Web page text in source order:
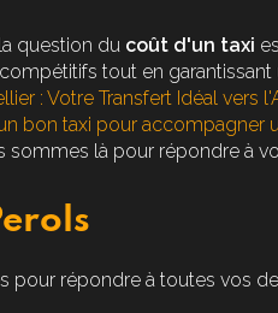
question du coût d'un taxi
tout en
: Votre Transfert Idéal vers
bon taxi pour accompagner
sommes là pour répondre à
pour répondre à toutes vos